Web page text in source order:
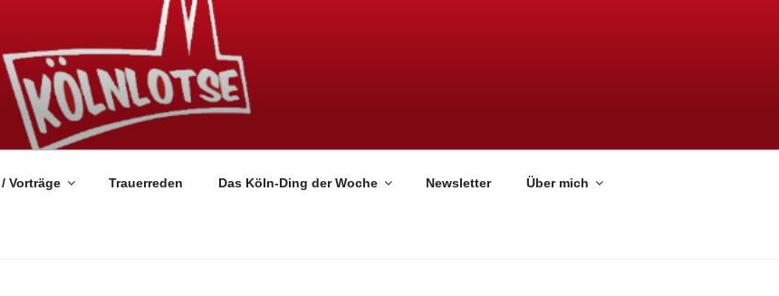
Vorträge Trauerreden Das Köln-Ding der Woche Newsletter Über mich